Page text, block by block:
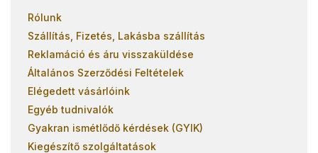
Rólunk
Szállítás, Fizetés, Lakásba szállítás
Reklamáció és áru visszaküldése
Általános Szerződési Feltételek
Elégedett vásárlóink
Egyéb tudnivalók
Gyakran ismétlődő kérdések (GYIK)
Kiegészítő szolgáltatások